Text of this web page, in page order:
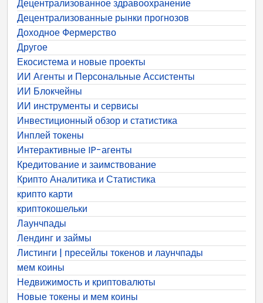
Децентрализованное здравоохранение
Децентрализованные рынки прогнозов
Доходное Фермерство
Другое
Екосистема и новые проекты
ИИ Агенты и Персональные Ассистенты
ИИ Блокчейны
ИИ инструменты и сервисы
Инвестиционный обзор и статистика
Инплей токены
Интерактивные IP-агенты
Кредитование и заимствование
Крипто Аналитика и Статистика
крипто карти
криптокошельки
Лаунчпады
Лендинг и займы
Листинги | пресейлы токенов и лаунчпады
мем коины
Недвижимость и криптовалюты
Новые токены и мем коины